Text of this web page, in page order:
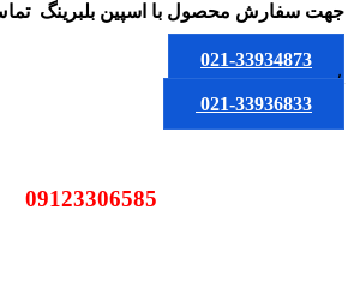
جهت سفارش محصول با اسپین بلبرینگ
021-33934873
یا
021-33936833